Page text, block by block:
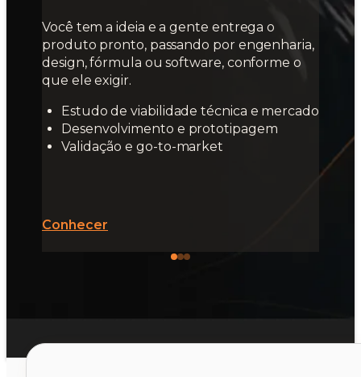
Você tem a ideia e a gente entrega o
produto pronto, passando por engenharia,
design, fórmula ou software, conforme o
que ele exigir.
Estudo de viabilidade técnica e mercado
Desenvolvimento e prototipagem
Validação e go-to-market
Conhecer